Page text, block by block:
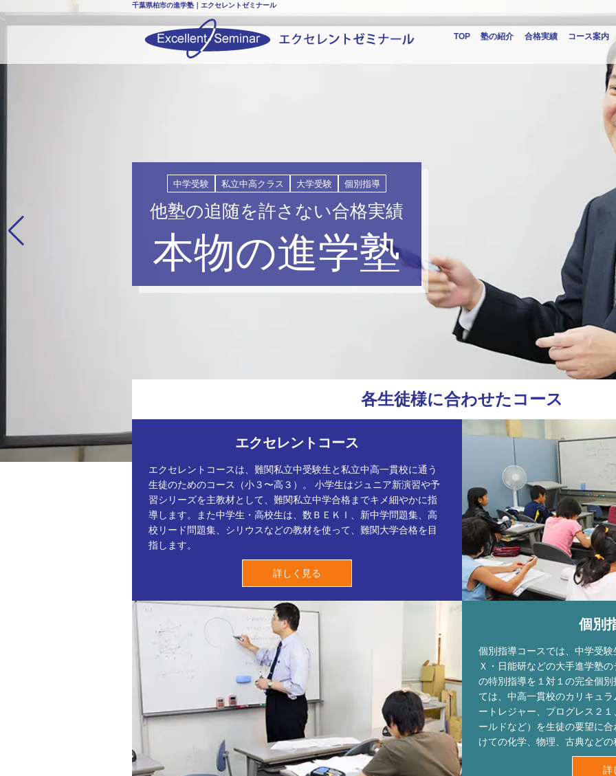
千葉県柏市の進学塾｜エクセレントゼミナール
TOP 塾の紹介 合格実績 コース案内
中学受験 私立中高クラス 大学受験 個別指導
他塾の追随を許さない合格実績
本物の進学塾
各生徒様に合わせたコース
エクセレントコース
エクセレントコースは、難関私立中受験生と私立中高一貫校に通う
生徒のためのコース（小３〜高３）。 小学生はジュニア新演習や予
習シリーズを主教材として、難関私立中学合格までキメ細やかに指
導します。また中学生・高校生は、数ＢＥＫＩ、新中学問題集、高
校リード問題集、シリウスなどの教材を使って、難関大学合格を目
指します。
詳しく見る
個別
個別指導コースでは、中学受
Ｘ・日能研などの大手進学塾
の特別指導を１対１の完全個
ては、中高一貫校のカリキュ
ートレジャー、プログレス２
ールドなど）を生徒の要望に
けての化学、物理、古典などの
詳